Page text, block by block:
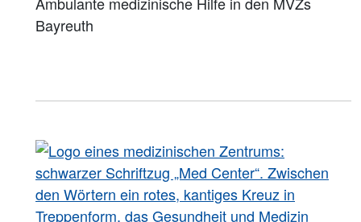
Bayreuth